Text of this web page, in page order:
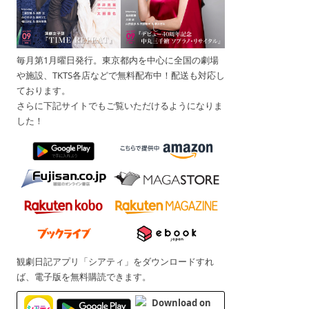
毎月第1月曜日発行。東京都内を中心に全国の劇場
や施設、TKTS各店などで無料配布中！配送も対応し
ております。
さらに下記サイトでもご覧いただけるようになりま
した！
観劇日記アプリ「シアティ」をダウンロードすれ
ば、電子版を無料購読できます。